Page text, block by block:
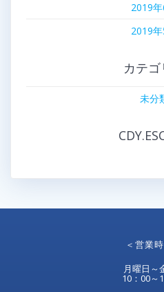
2019年
2019年
カテゴ
未分
＜営業
月曜日～
10：00～